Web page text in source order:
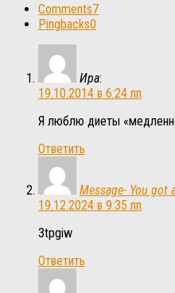
Comments7
Pingbacks0
Ира:
19.10.2014 в 6:24 пп
Я люблю диеты
Ответить
Message- You
19.12.2024 в 9:35 пп
3tpgiw
Ответить